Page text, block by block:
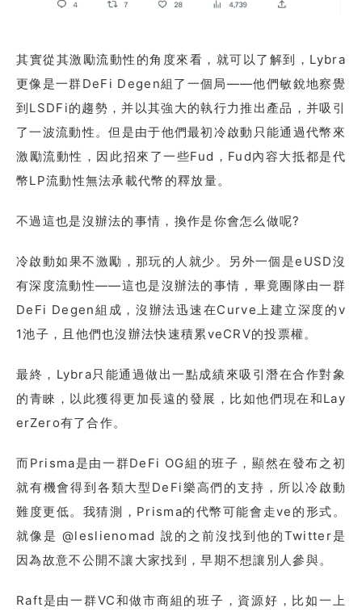
其實從其激勵流動性的角度來看，就可以了解到，Lybra
更像是一群DeFi Degen組了一個局——他們敏銳地察覺
到LSDFi的趨勢，并以其強大的執行力推出產品，并吸引
了一波流動性。但是由于他們最初冷啟動只能通過代幣來
激勵流動性，因此招來了一些Fud，Fud內容大抵都是代
幣LP流動性無法承載代幣的釋放量。
不過這也是沒辦法的事情，換作是你會怎么做呢?
冷啟動如果不激勵，那玩的人就少。另外一個是eUSD沒
有深度流動性——這也是沒辦法的事情，畢竟團隊由一群
DeFi Degen組成，沒辦法迅速在Curve上建立深度的v
1池子，且他們也沒辦法快速積累veCRV的投票權。
最終，Lybra只能通過做出一點成績來吸引潛在合作對象
的青睞，以此獲得更加長遠的發展，比如他們現在和Lay
erZero有了合作。
而Prisma是由一群DeFi OG組的班子，顯然在發布之初
就有機會得到各類大型DeFi樂高們的支持，所以冷啟動
難度更低。我猜測，Prisma的代幣可能會走ve的形式。
就像是 @leslienomad 說的之前沒找到他的Twitter是
因為故意不公開不讓大家找到，早期不想讓別人參與。
Raft是由一群VC和做市商組的班子，資源好，比如一上